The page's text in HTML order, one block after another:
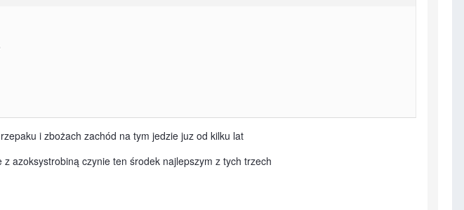
i zbożach zachód na tym jedzie juz od kilku lat
azoksystrobiną czynie ten środek najlepszym z tych trzech